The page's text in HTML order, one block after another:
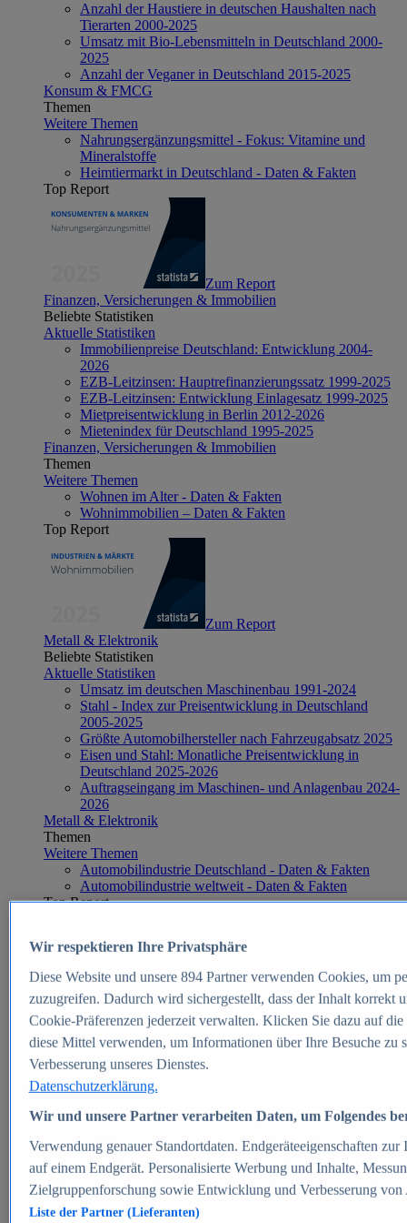
Anzahl der Haustiere in deutschen Haushalten nach
Tierarten 2000-2025
Umsatz mit Bio-Lebensmitteln in Deutschland 2000-
2025
Anzahl der Veganer in Deutschland 2015-2025
Konsum & FMCG
Themen
Weitere Themen
Nahrungsergänzungsmittel - Fokus: Vitamine und
Mineralstoffe
Heimtiermarkt in Deutschland - Daten & Fakten
Top Report
Zum Report
Finanzen, Versicherungen & Immobilien
Beliebte Statistiken
Aktuelle Statistiken
Immobilienpreise Deutschland: Entwicklung 2004-
2026
EZB-Leitzinsen: Hauptrefinanzierungssatz 1999-2025
EZB-Leitzinsen: Entwicklung Einlagesatz 1999-2025
Mietpreisentwicklung in Berlin 2012-2026
Mietenindex für Deutschland 1995-2025
Finanzen, Versicherungen & Immobilien
Themen
Weitere Themen
Wohnen im Alter - Daten & Fakten
Wohnimmobilien – Daten & Fakten
Top Report
Zum Report
Metall & Elektronik
Beliebte Statistiken
Aktuelle Statistiken
Umsatz im deutschen Maschinenbau 1991-2024
Stahl - Index zur Preisentwicklung in Deutschland
2005-2025
Größte Automobilhersteller nach Fahrzeugabsatz 2025
Eisen und Stahl: Monatliche Preisentwicklung in
Deutschland 2025-2026
Auftragseingang im Maschinen- und Anlagenbau 2024-
2026
Metall & Elektronik
Themen
Weitere Themen
Automobilindustrie Deutschland - Daten & Fakten
Automobilindustrie weltweit - Daten & Fakten
Top Report
Zum Report
E-commerce
Beliebte Statistiken
Aktuelle Statistiken
E-Commerce - Entwicklung des Umsatzes in
Deutschland 1999-2025
Umsatz von Amazon in Deutschland und weltweit
2010-2025
B2C-E-Commerce: Top-50 Online Shops in
Deutschland 2024
Marktanteile von Online-Zahlungsverfahren in
Deutschland 2024
Umsatzstarke Warengruppen im Online-Handel in
Deutschland 2023-2025
Wir respektieren Ihre Privatsphäre
Diese Website und unsere 894Partner verwenden Cookies, um
zuzugreifen. Dadurch wird sichergestellt, dass der Inhalt korrekt
Cookie-Präferenzen jederzeit verwalten. Klicken Sie dazu auf
diese Mittel verwenden, um Informationen über Ihre Besuche
Verbesserung unseres Dienstes.
Datenschutzerklärung.
Wir und unsere Partner verarbeiten Daten, um Folgendes
Verwendung genauer Standortdaten. Endgeräteeigenschaften
auf einem Endgerät. Personalisierte Werbung und Inhalte,
Zielgruppenforschung sowie Entwicklung und Verbesserung von
Liste der Partner (Lieferanten)